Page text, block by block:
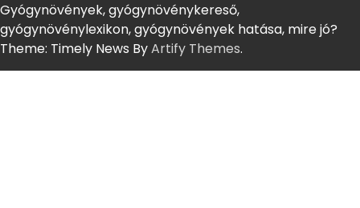
Gyógynövények, gyógynövénykereső,
gyógynövénylexikon, gyógynövények hatása, mire jó?
Theme: Timely News ByArtify Themes.